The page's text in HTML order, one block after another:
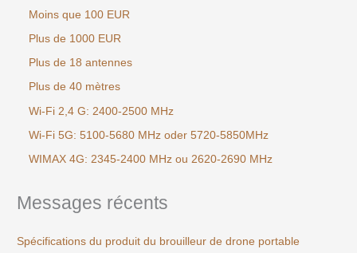
Moins que 100 EUR
Plus de 1000 EUR
Plus de 18 antennes
Plus de 40 mètres
Wi-Fi 2,4 G: 2400-2500 MHz
Wi-Fi 5G: 5100-5680 MHz oder 5720-5850MHz
WIMAX 4G: 2345-2400 MHz ou 2620-2690 MHz
Messages récents
Spécifications du produit du brouilleur de drone portable